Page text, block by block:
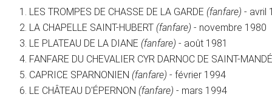
LES TROMPES DE CHASSE DE LA GARDE (fanfare) - avril
LA CHAPELLE SAINT-HUBERT (fanfare) - novembre 1980
LE PLATEAU DE LA DIANE (fanfare) - août 1981
FANFARE DU CHEVALIER CYR DARNOC DE SAINT-
CAPRICE SPARNONIEN (fanfare) - février 1994
LE CHÂTEAU D'ÉPERNON (fanfare) - mars 1994